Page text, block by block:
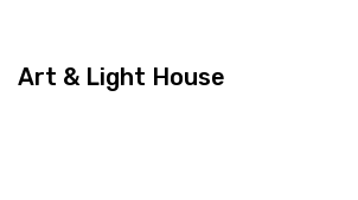
Art & Light House